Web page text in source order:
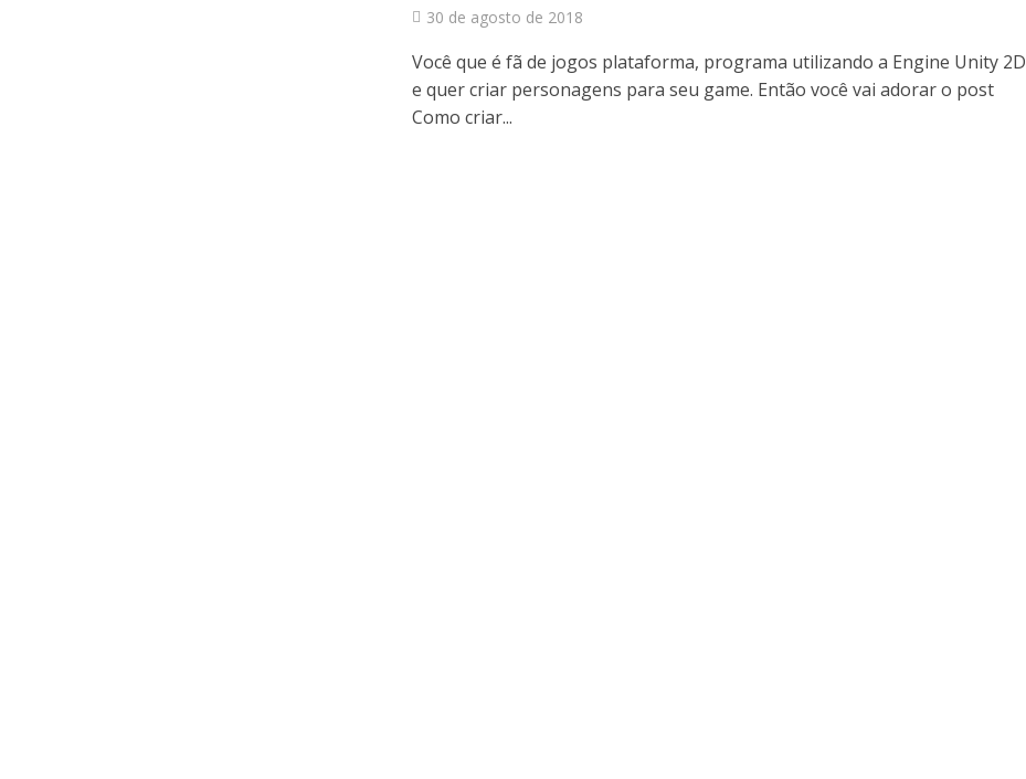
30 de agosto de 2018
Você que é fã de jogos plataforma, programa utilizando a Engine Unity 2D
e quer criar personagens para seu game. Então você vai adorar o post
Como criar...